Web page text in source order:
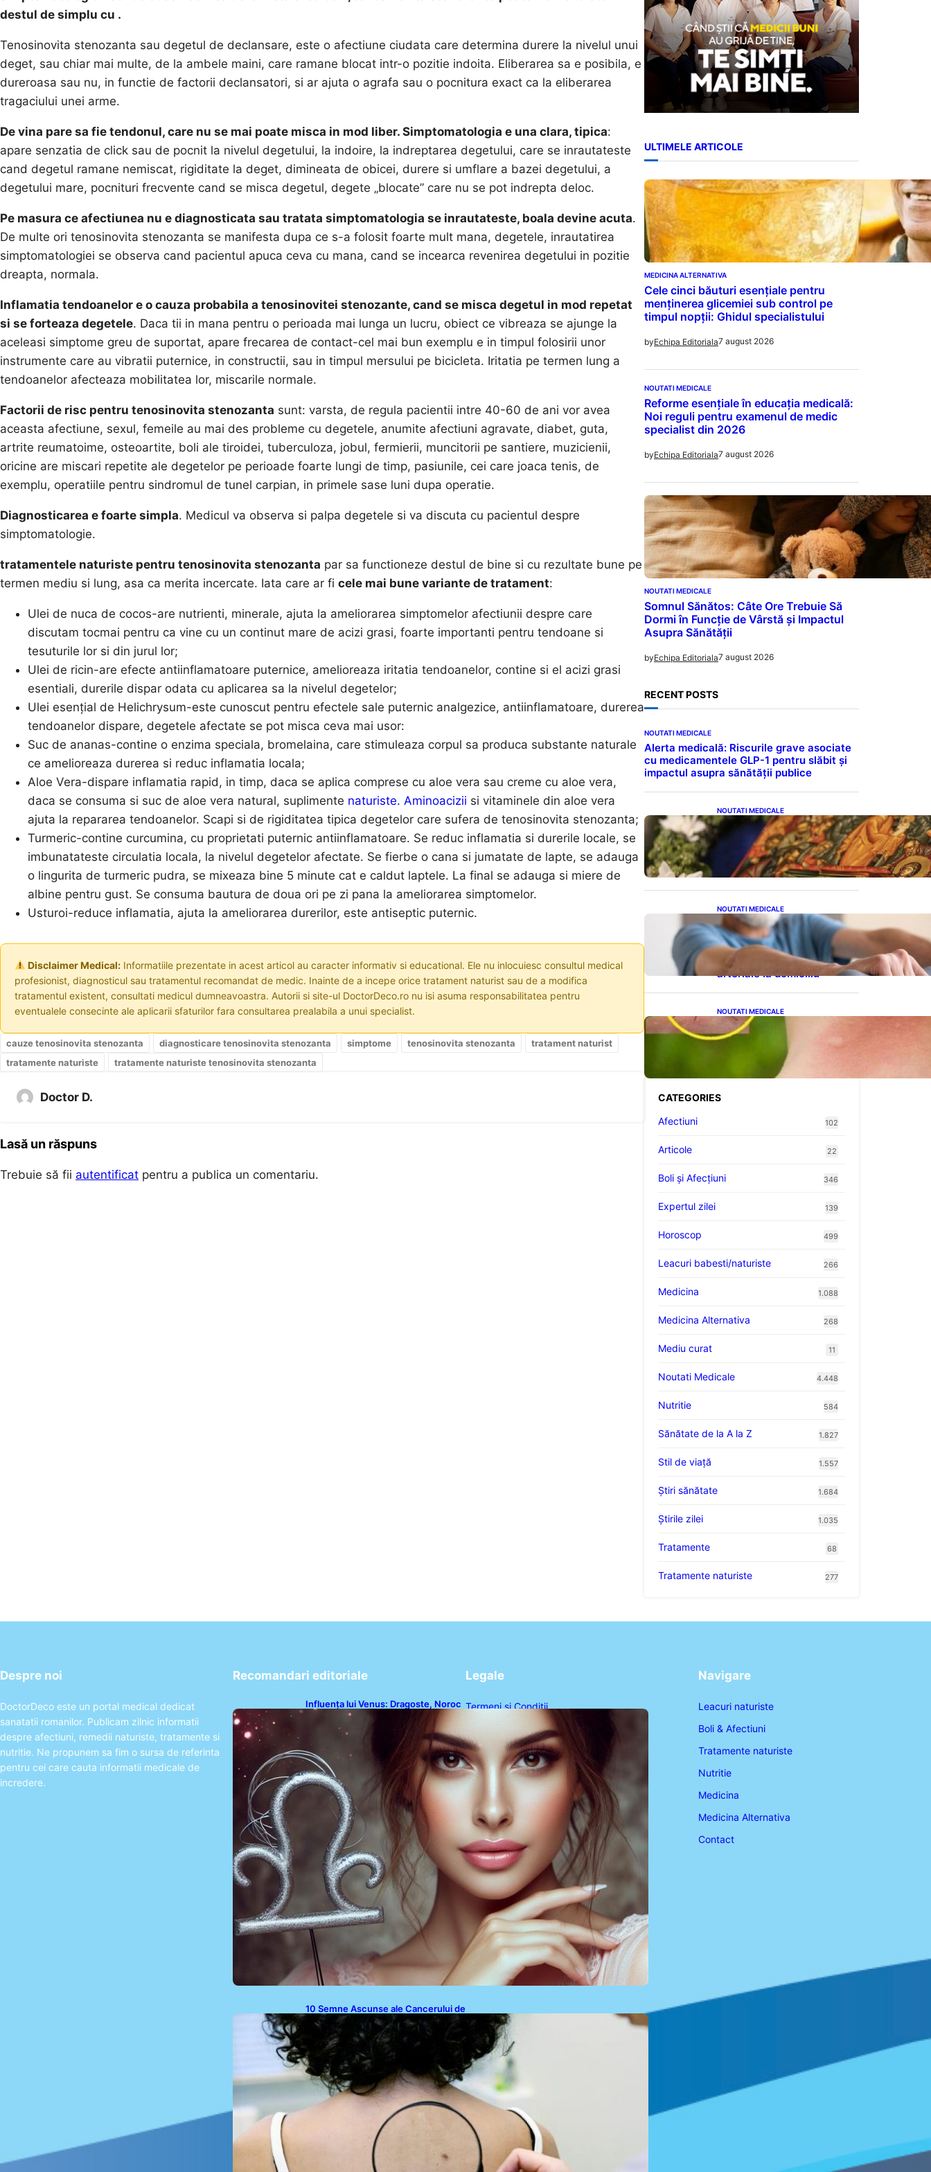
destul de simplu cu .
Tenosinovita stenozanta sau degetul de declansare, este o afectiune ciudata care determina durere la nivelul unui
deget, sau chiar mai multe, de la ambele maini, care ramane blocat intr-o pozitie indoita. Eliberarea sa e posibila, e
dureroasa sau nu, in functie de factorii declansatori, si ar ajuta o agrafa sau o pocnitura exact ca la eliberarea
tragaciului unei arme.
De vina pare sa fie tendonul, care nu se mai poate misca in mod liber. Simptomatologia e una clara, tipica:
apare senzatia de click sau de pocnit la nivelul degetului, la indoire, la indreptarea degetului, care se inrautateste
cand degetul ramane nemiscat, rigiditate la deget, dimineata de obicei, durere si umflare a bazei degetului, a
degetului mare, pocnituri frecvente cand se misca degetul, degete „blocate” care nu se pot indrepta deloc.
Pe masura ce afectiunea nu e diagnosticata sau tratata simptomatologia se inrautateste, boala devine acuta.
De multe ori tenosinovita stenozanta se manifesta dupa ce s-a folosit foarte mult mana, degetele, inrautatirea
simptomatologiei se observa cand pacientul apuca ceva cu mana, cand se incearca revenirea degetului in pozitie
dreapta, normala.
Inflamatia tendoanelor e o cauza probabila a tenosinovitei stenozante, cand se misca degetul in mod repetat
si se forteaza degetele. Daca tii in mana pentru o perioada mai lunga un lucru, obiect ce vibreaza se ajunge la
aceleasi simptome greu de suportat, apare frecarea de contact-cel mai bun exemplu e in timpul folosirii unor
instrumente care au vibratii puternice, in constructii, sau in timpul mersului pe bicicleta. Iritatia pe termen lung a
tendoanelor afecteaza mobilitatea lor, miscarile normale.
Factorii de risc pentru tenosinovita stenozanta sunt: varsta, de regula pacientii intre 40-60 de ani vor avea
aceasta afectiune, sexul, femeile au mai des probleme cu degetele, anumite afectiuni agravate, diabet, guta,
artrite reumatoime, osteoartite, boli ale tiroidei, tuberculoza, jobul, fermierii, muncitorii pe santiere, muzicienii,
oricine are miscari repetite ale degetelor pe perioade foarte lungi de timp, pasiunile, cei care joaca tenis, de
exemplu, operatiile pentru sindromul de tunel carpian, in primele sase luni dupa operatie.
Diagnosticarea e foarte simpla. Medicul va observa si palpa degetele si va discuta cu pacientul despre
simptomatologie.
tratamentele naturiste pentru tenosinovita stenozanta par sa functioneze destul de bine si cu rezultate bune pe
termen mediu si lung, asa ca merita incercate. Iata care ar fi cele mai bune variante de tratament:
Ulei de nuca de cocos-are nutrienti, minerale, ajuta la ameliorarea simptomelor afectiunii despre care
discutam tocmai pentru ca vine cu un continut mare de acizi grasi, foarte importanti pentru tendoane si
tesuturile lor si din jurul lor;
Ulei de ricin-are efecte antiinflamatoare puternice, amelioreaza iritatia tendoanelor, contine si el acizi grasi
esentiali, durerile dispar odata cu aplicarea sa la nivelul degetelor;
Ulei esențial de Helichrysum-este cunoscut pentru efectele sale puternic analgezice, antiinflamatoare, durerea
tendoanelor dispare, degetele afectate se pot misca ceva mai usor:
Suc de ananas-contine o enzima speciala, bromelaina, care stimuleaza corpul sa produca substante naturale
ce amelioreaza durerea si reduc inflamatia locala;
Aloe Vera-dispare inflamatia rapid, in timp, daca se aplica comprese cu aloe vera sau creme cu aloe vera,
daca se consuma si suc de aloe vera natural, suplimente naturiste. Aminoacizii si vitaminele din aloe vera
ajuta la repararea tendoanelor. Scapi si de rigiditatea tipica degetelor care sufera de tenosinovita stenozanta;
Turmeric-contine curcumina, cu proprietati puternic antiinflamatoare. Se reduc inflamatia si durerile locale, se
imbunatateste circulatia locala, la nivelul degetelor afectate. Se fierbe o cana si jumatate de lapte, se adauga
o lingurita de turmeric pudra, se mixeaza bine 5 minute cat e caldut laptele. La final se adauga si miere de
albine pentru gust. Se consuma bautura de doua ori pe zi pana la ameliorarea simptomelor.
Usturoi-reduce inflamatia, ajuta la ameliorarea durerilor, este antiseptic puternic.
Disclaimer Medical:Informatiile prezentate in acest articol au caracter informativ si educational. Ele nu inlocuiesc consultul medical
profesionist, diagnosticul sau tratamentul recomandat de medic. Inainte de a incepe orice tratament naturist sau de a modifica
tratamentul existent, consultati medicul dumneavoastra. Autorii si site-ul DoctorDeco.ro nu isi asuma responsabilitatea pentru
eventualele consecinte ale aplicarii sfaturilor fara consultarea prealabila a unui specialist.
cauze tenosinovita stenozanta diagnosticare tenosinovita stenozanta simptome tenosinovita stenozanta
tratament naturist
tratamente naturiste
tratamente naturiste tenosinovita stenozanta
Doctor D.
Lasă un răspuns
Trebuie să fii autentificat pentru a publica un comentariu.
ULTIMELE ARTICOLE
MEDICINA ALTERNATIVA
Cele cinci băuturi esențiale pentru
menținerea glicemiei sub control pe
timpul nopții: Ghidul specialistului
byEchipa Editoriala7 august 2026
NOUTATI MEDICALE
Reforme esențiale în educația medicală:
Noi reguli pentru examenul de medic
specialist din 2026
byEchipa Editoriala7 august 2026
NOUTATI MEDICALE
Somnul Sănătos: Câte Ore Trebuie Să
Dormi în Funcție de Vârstă și Impactul
Asupra Sănătății
byEchipa Editoriala7 august 2026
RECENT POSTS
NOUTATI MEDICALE
Alerta medicală: Riscurile grave asociate
cu medicamentele GLP-1 pentru slăbit și
impactul asupra sănătății publice
NOUTATI MEDICALE
Postul Adormirii Maicii
Domnului: Tradiții,
Superstiții și Implicații
Spiritualitate în 2026
NOUTATI MEDICALE
Îmbunătățirea sănătății
cardiovasculare: Patru
exerciții simple pentru
reducerea tensiunii
arteriale la domiciliu
NOUTATI MEDICALE
Cum bacteriile pielii
influențează atracția
țânțarilor: O nouă viziune
asupra alegerii victimelor
CATEGORIES
Afectiuni
102
Articole 22
Boli și Afecțiuni 346
Expertul zilei 139
Horoscop 499
Leacuri babesti/naturiste 266
Medicina 1.088
Medicina Alternativa 268
Mediu curat 11
Noutati Medicale 4.448
Nutritie 584
Sănătate de la A la Z 1.827
Stil de viaţă 1.557
Ştiri sănătate 1.684
Știrile zilei 1.035
Tratamente 68
Tratamente naturiste 277
Despre noi
DoctorDeco este un portal medical dedicat
sanatatii romanilor. Publicam zilnic informatii
despre afectiuni, remedii naturiste, tratamente si
nutritie. Ne propunem sa fim o sursa de referinta
pentru cei care cauta informatii medicale de
incredere.
Recomandari editoriale
Influența lui Venus: Dragoste, Noroc
și Oportunități pentru Tauri și Balanțe
în Weekendul 8-9 August
10 Semne Ascunse ale Cancerului de
Piele: Ce Trebuie să Știm pentru a Ne
Proteja
Legale
Termeni și Condiții
Politica de Confidențialitate
Politica de Cookies
Disclaimer
Contact
Navigare
Leacuri naturiste
Boli & Afectiuni
Tratamente naturiste
Nutritie
Medicina
Medicina Alternativa
Contact